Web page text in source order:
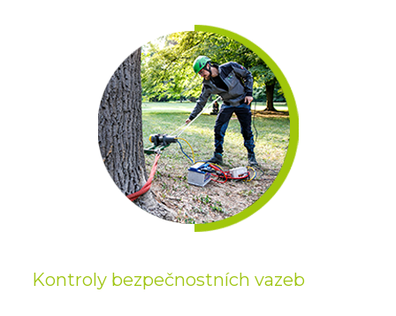
Kontroly bezpečnostních vazeb